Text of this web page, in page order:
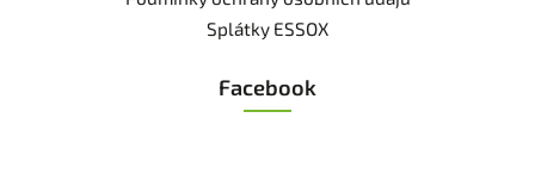
Splátky ESSOX
Facebook